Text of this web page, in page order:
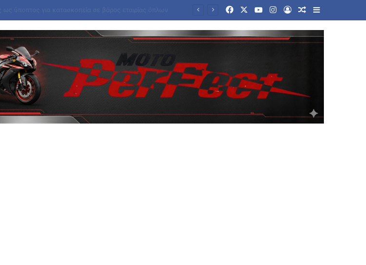
FacebookYouTubeInstagram
Log InRandom Article
Sidebar